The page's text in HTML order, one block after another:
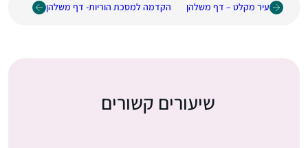
עיר מקלט – דף משלהן הקדמה למסכת הוריות- דף משלהן
שיעורים קשורים